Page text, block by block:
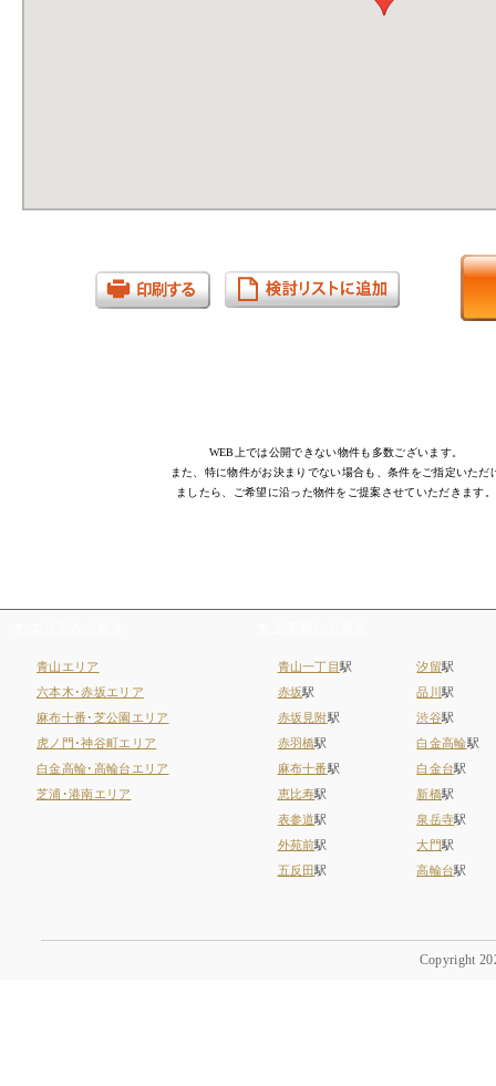
WEB上では公開できない物件も多数ございます。
また、特に物件がお決まりでない場合も、条件をご指定いただ
ましたら、ご希望に沿った物件をご提案させていただきます。
青山エリア
六本木･赤坂エリア
麻布十番･芝公園エリア
虎ノ門･神谷町エリア
白金高輪･高輪台エリア
芝浦･港南エリア
青山一丁目駅
赤坂駅
赤坂見附駅
赤羽橋駅
麻布十番駅
恵比寿駅
表参道駅
外苑前駅
五反田駅
汐留駅
品川駅
渋谷駅
白金高輪駅
白金台駅
新橋駅
泉岳寺駅
大門駅
高輪台駅
Copyright